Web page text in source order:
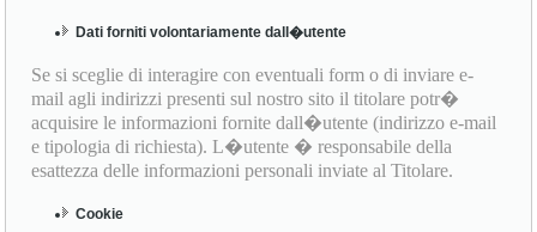
Dati forniti volontariamente dall�utente
Se si sceglie di interagire con eventuali form o di inviare e-
mail agli indirizzi presenti sul nostro sito il titolare potr�
acquisire le informazioni fornite dall�utente (indirizzo e-mail
e tipologia di richiesta). L�utente � responsabile della
esattezza delle informazioni personali inviate al Titolare.
Cookie